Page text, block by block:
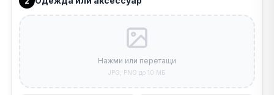
Нажми или перетащи
JPG, PNG до 10 МБ